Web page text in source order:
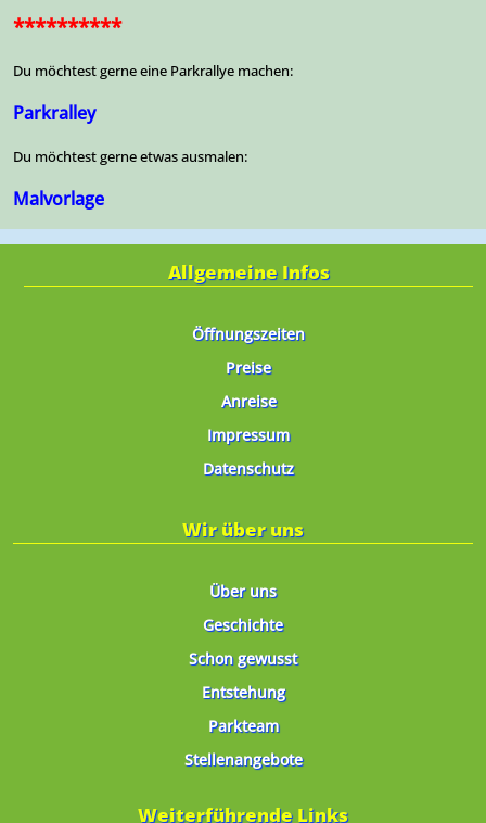
**********
Du möchtest gerne eine Parkrallye machen:
Parkralley
Du möchtest gerne etwas ausmalen:
Malvorlage
Allgemeine Infos
Öffnungszeiten
Preise
Anreise
Impressum
Datenschutz
Wir über uns
Über uns
Geschichte
Schon gewusst
Entstehung
Parkteam
Stellenangebote
Weiterführende Links